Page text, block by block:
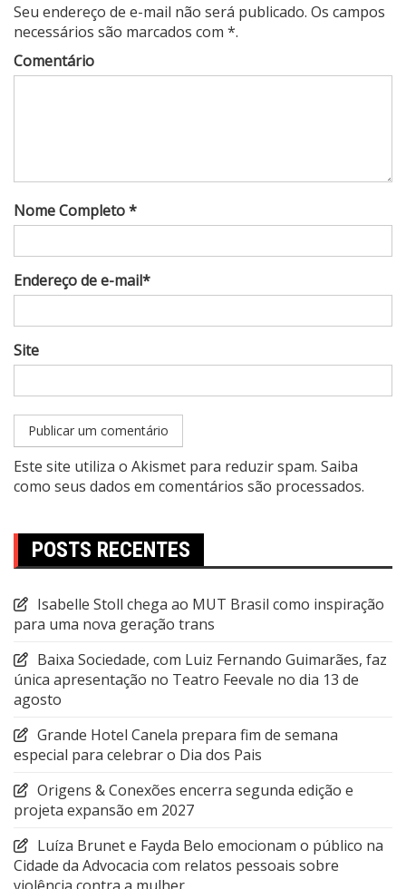
Seu endereço de e-mail não será publicado. Os campos
necessários são marcados com *.
Comentário
Nome Completo *
Endereço de e-mail*
Site
Este site utiliza o Akismet para reduzir spam. Saiba
como seus dados em comentários são processados.
POSTS RECENTES
Isabelle Stoll chega ao MUT Brasil como inspiração
para uma nova geração trans
Baixa Sociedade, com Luiz Fernando Guimarães, faz
única apresentação no Teatro Feevale no dia 13 de
agosto
Grande Hotel Canela prepara fim de semana
especial para celebrar o Dia dos Pais
Origens & Conexões encerra segunda edição e
projeta expansão em 2027
Luíza Brunet e Fayda Belo emocionam o público na
Cidade da Advocacia com relatos pessoais sobre
violência contra a mulher